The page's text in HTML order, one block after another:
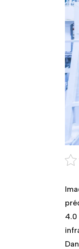
4.0